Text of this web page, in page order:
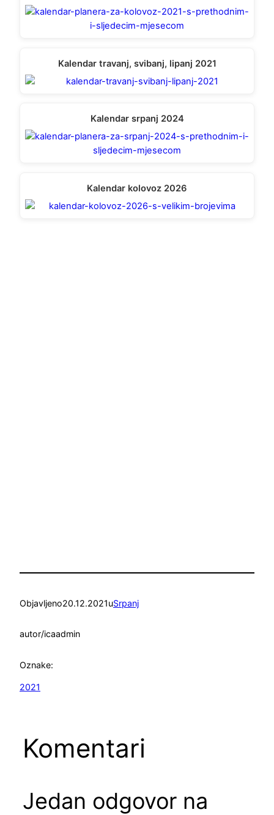
Kalendar travanj, svibanj, lipanj 2021
Kalendar srpanj 2024
Kalendar kolovoz 2026
Objavljeno20.12.2021uSrpanj
autor/icaadmin
Oznake:
2021
Komentari
Jedan odgovor na